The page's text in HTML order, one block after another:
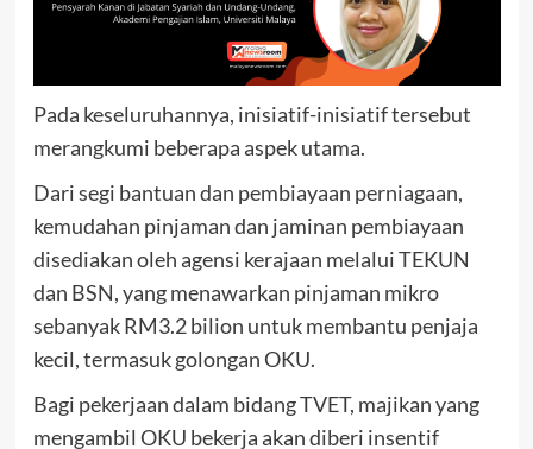
Pada keseluruhannya, inisiatif-inisiatif tersebut
merangkumi beberapa aspek utama.
Dari segi bantuan dan pembiayaan perniagaan,
kemudahan pinjaman dan jaminan pembiayaan
disediakan oleh agensi kerajaan melalui TEKUN
dan BSN, yang menawarkan pinjaman mikro
sebanyak RM3.2 bilion untuk membantu penjaja
kecil, termasuk golongan OKU.
Bagi pekerjaan dalam bidang TVET, majikan yang
mengambil OKU bekerja akan diberi insentif